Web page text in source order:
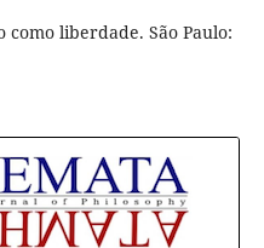
como liberdade. São Paulo: